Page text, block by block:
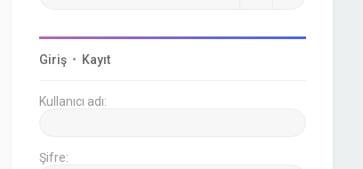
Giriş • Kayıt
Kullanıcı adı:
Şifre: